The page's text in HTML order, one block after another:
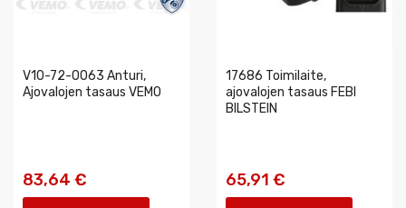
V10-72-0063 Anturi,
Ajovalojen tasaus VEMO
83,64 €
17686 Toimilaite,
ajovalojen tasaus FEBI
BILSTEIN
65,91 €